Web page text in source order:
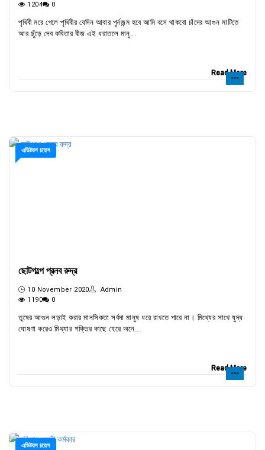
1204
0
পৃথিবী মরে গেলে পৃথিবীর যেদিন আবার পুর্নজন্ম হবে আমি বসে থাকবো চাঁদের আগুন মাটিতে
আর ছুঁড়ে দেব কবিতার বীজ এই ধরাতলে মানু...
Read More
এডিটরস চয়েস
ছোটগল্পে প্রনব রুদ্র
10 November 2020
Admin
1190
0
তুষের আগুন লড়াই করার মানসিকতা সর্বদা মানুষ ধরে রাখতে পারে না। মিথ্যের সাথে যুদ্ধ
ঘোষণা করেও মিথ্যার শক্তির কাছে হেরে অনে...
Read More
এডিটরস চয়েস